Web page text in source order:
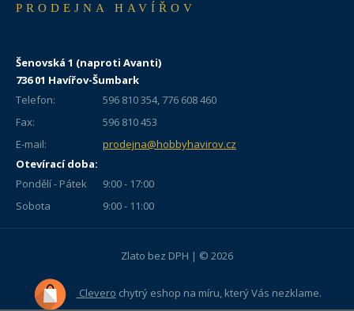
PRODEJNA HAVÍŘOV
Šenovská 1 (naproti Avanti)
736 01 Havířov-Šumbark
Telefon:
596 810 354, 776 608 460
Fax:
596 810 453
E-mail:
prodejna@hobbyhavirov.cz
Otevírací doba:
Pondělí - Pátek
9:00 - 17:00
Sobota
9:00 - 11:00
Zlato bez DPH | © 2026
Clevero chytrý eshop na míru, který Vás nezklame.